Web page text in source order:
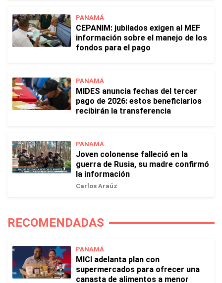
PANAMÁ
CEPANIM: jubilados exigen al MEF
información sobre el manejo de los
fondos para el pago
PANAMÁ
MIDES anuncia fechas del tercer
pago de 2026: estos beneficiarios
recibirán la transferencia
PANAMÁ
Joven colonense falleció en la
guerra de Rusia, su madre confirmó
la información
Carlos Araúz
RECOMENDADAS
PANAMÁ
MICI adelanta plan con
supermercados para ofrecer una
canasta de alimentos a menor